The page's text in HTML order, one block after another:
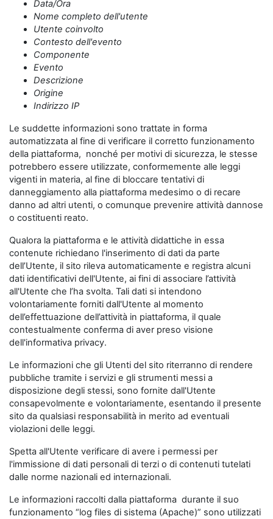
Data/Ora
Nome completo dell'utente
Utente coinvolto
Contesto dell'evento
Componente
Evento
Descrizione
Origine
Indirizzo IP
Le suddette informazioni sono trattate in forma
automatizzata al fine di verificare il corretto funzionamento
della piattaforma, nonché per motivi di sicurezza, le stesse
potrebbero essere utilizzate, conformemente alle leggi
vigenti in materia, al fine di bloccare tentativi di
danneggiamento alla piattaforma medesimo o di recare
danno ad altri utenti, o comunque prevenire attività dannose
o costituenti reato.
Qualora la piattaforma e le attività didattiche in essa
contenute richiedano l'inserimento di dati da parte
dell’Utente, il sito rileva automaticamente e registra alcuni
dati identificativi dell'Utente, ai fini di associare l’attività
all'Utente che l’ha svolta. Tali dati si intendono
volontariamente forniti dall'Utente al momento
dell’effettuazione dell’attività in piattaforma, il quale
contestualmente conferma di aver preso visione
dell'informativa privacy.
Le informazioni che gli Utenti del sito riterranno di rendere
pubbliche tramite i servizi e gli strumenti messi a
disposizione degli stessi, sono fornite dall'Utente
consapevolmente e volontariamente, esentando il presente
sito da qualsiasi responsabilità in merito ad eventuali
violazioni delle leggi.
Spetta all'Utente verificare di avere i permessi per
l'immissione di dati personali di terzi o di contenuti tutelati
dalle norme nazionali ed internazionali.
Le informazioni raccolti dalla piattaforma durante il suo
funzionamento “log files di sistema (Apache)” sono utilizzati